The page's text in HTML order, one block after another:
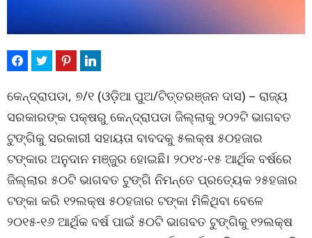
କେନ୍ଦ୍ରାପଡା, ୭/୧ (ଓଡ଼ିଆ ପୁଅ/ଟିତ୍ତରଞ୍ଜନ ଦାସ) – ରାଜ୍ୟ
ସରକାରଙ୍କ ପକ୍ଷରୁ କେନ୍ଦ୍ରାପଡା ଜିଲ୍ଲାକୁ ୨୦୨ଟି ଭାଗବତ
ଟୁଙ୍ଗିକୁ ସରକାରୀ ସହାୟତା ବାବଦକୁ ୫ଲକ୍ଷ ୫୦ହଜାର
ଟଙ୍କାର ଅନୁଦାନ ମଞ୍ଜୁର ହୋଇଛି। ୨୦୧୪-୧୫ ଆର୍ଥିକ ବର୍ଷରେ
ଜିଲ୍ଲାର ୫୦ଟି ଭାଗବତ ଟୁଙ୍ଗି ନିମନ୍ତେ ପ୍ରତ୍ୟେକ ୨୫ହଜାର
ଟଙ୍କା କରି ୧୨ଲକ୍ଷ ୫୦ହଜାର ଟଙ୍କା ମିଳିଥିବା ବେଳେ
୨୦୧୫-୧୬ ଆର୍ଥିକ ବର୍ଷ ପାଇଁ ୫୦ଟି ଭାଗବତ ଟୁଙ୍ଗିକୁ ୧୨ଲକ୍ଷ